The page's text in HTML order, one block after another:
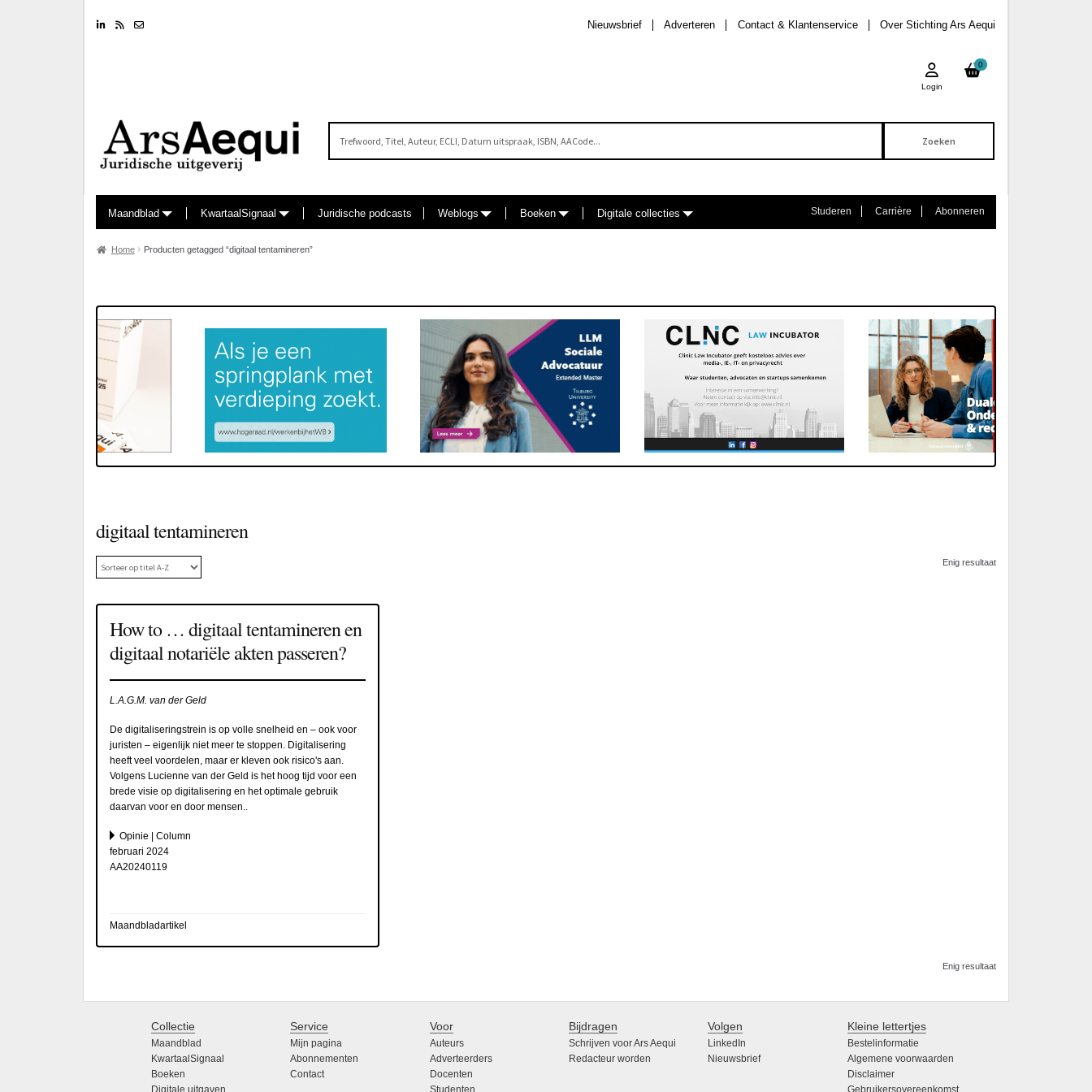
LinkedinRSS feed Over Stichting Ars Aequi
Contact & Klantenservice
Adverteren
Nieuwsbrief
0
Login
Maandblad KwartaalSignaal Juridische podcasts Weblogs Boeken Digitale collecties Studeren Carrière Abonneren
Home Producten getagged “digitaal tentamineren”
digitaal tentamineren
Enig resultaat
How to … digitaal tentamineren en
digitaal notariële akten passeren?
L.A.G.M. van der Geld
De digitaliseringstrein is op volle snelheid en – ook voor
juristen – eigenlijk niet meer te stoppen. Digitalisering
heeft veel voordelen, maar er kleven ook risico's aan.
Volgens Lucienne van der Geld is het hoog tijd voor een
brede visie op digitalisering en het optimale gebruik
daarvan voor en door mensen..
Opinie | Column
februari 2024
AA20240119
Maandbladartikel
Enig resultaat
Collectie
Maandblad
KwartaalSignaal
Boeken
Service
Mijn pagina
Abonnementen
Contact
Voor
Auteurs
Adverteerders
Docenten
Bijdragen
Schrijven voor Ars Aequi
Redacteur worden
Volgen
LinkedIn
Nieuwsbrief
Kleine lettertjes
Bestelinformatie
Algemene voorwaarden
Disclaimer